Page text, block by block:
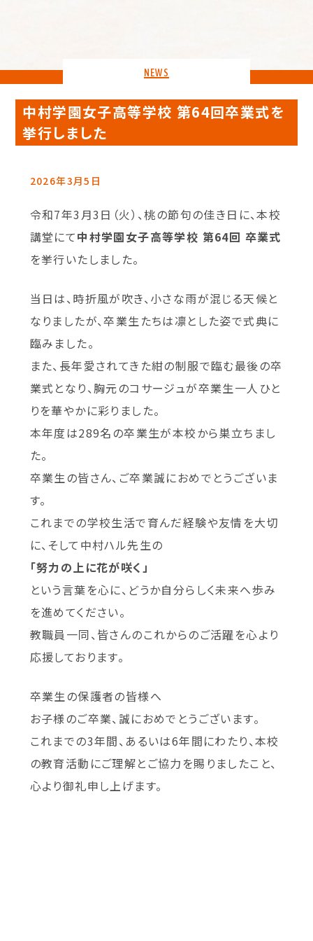
NEWS
中村学園女子高等学校 第64回卒業式を
挙行しました
2026年3月5日
令和7年3月3日（火）、桃の節句の佳き日に、本校
講堂にて中村学園女子高等学校 第64回 卒業式
を挙行いたしました。
当日は、時折風が吹き、小さな雨が混じる天候と
なりましたが、卒業生たちは凛とした姿で式典に
臨みました。
また、長年愛されてきた紺の制服で臨む最後の卒
業式となり、胸元のコサージュが卒業生一人ひと
りを華やかに彩りました。
本年度は289名の卒業生が本校から巣立ちまし
た。
卒業生の皆さん、ご卒業誠におめでとうございま
す。
これまでの学校生活で育んだ経験や友情を大切
に、そして中村ハル先生の
「努力の上に花が咲く」
という言葉を心に、どうか自分らしく未来へ歩み
を進めてください。
教職員一同、皆さんのこれからのご活躍を心より
応援しております。
卒業生の保護者の皆様へ
お子様のご卒業、誠におめでとうございます。
これまでの3年間、あるいは6年間にわたり、本校
の教育活動にご理解とご協力を賜りましたこと、
心より御礼申し上げます。